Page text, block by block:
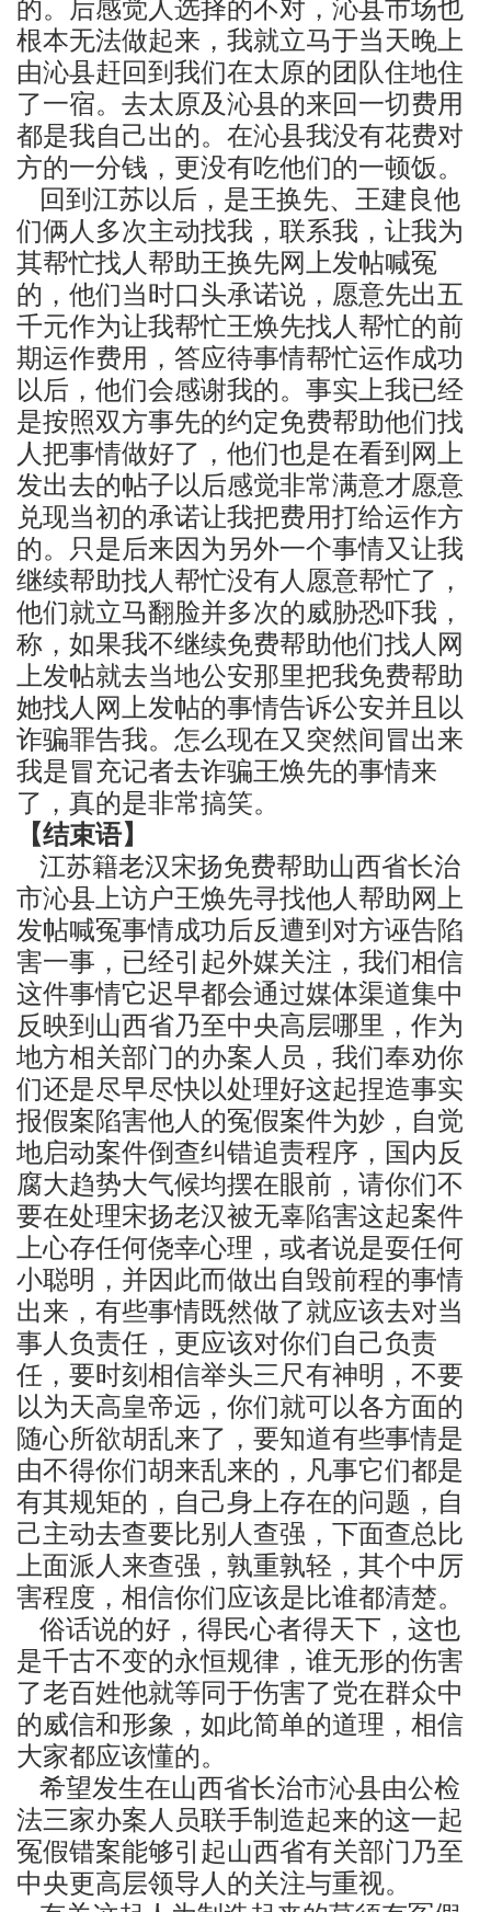
的。后感觉人选择的不对，沁县市场也
根本无法做起来，我就立马于当天晚上
由沁县赶回到我们在太原的团队住地住
了一宿。去太原及沁县的来回一切费用
都是我自己出的。在沁县我没有花费对
方的一分钱，更没有吃他们的一顿饭。
回到江苏以后，是王换先、王建良他
们俩人多次主动找我，联系我，让我为
其帮忙找人帮助王换先网上发帖喊冤
的，他们当时口头承诺说，愿意先出五
千元作为让我帮忙王焕先找人帮忙的前
期运作费用，答应待事情帮忙运作成功
以后，他们会感谢我的。事实上我已经
是按照双方事先的约定免费帮助他们找
人把事情做好了，他们也是在看到网上
发出去的帖子以后感觉非常满意才愿意
兑现当初的承诺让我把费用打给运作方
的。只是后来因为另外一个事情又让我
继续帮助找人帮忙没有人愿意帮忙了，
他们就立马翻脸并多次的威胁恐吓我，
称，如果我不继续免费帮助他们找人网
上发帖就去当地公安那里把我免费帮助
她找人网上发帖的事情告诉公安并且以
诈骗罪告我。怎么现在又突然间冒出来
我是冒充记者去诈骗王焕先的事情来
了，真的是非常搞笑。
【结束语】
江苏籍老汉宋扬免费帮助山西省长治
市沁县上访户王焕先寻找他人帮助网上
发帖喊冤事情成功后反遭到对方诬告陷
害一事，已经引起外媒关注，我们相信
这件事情它迟早都会通过媒体渠道集中
反映到山西省乃至中央高层哪里，作为
地方相关部门的办案人员，我们奉劝你
们还是尽早尽快以处理好这起捏造事实
报假案陷害他人的冤假案件为妙，自觉
地启动案件倒查纠错追责程序，国内反
腐大趋势大气候均摆在眼前，请你们不
要在处理宋扬老汉被无辜陷害这起案件
上心存任何侥幸心理，或者说是耍任何
小聪明，并因此而做出自毁前程的事情
出来，有些事情既然做了就应该去对当
事人负责任，更应该对你们自己负责
任，要时刻相信举头三尺有神明，不要
以为天高皇帝远，你们就可以各方面的
随心所欲胡乱来了，要知道有些事情是
由不得你们胡来乱来的，凡事它们都是
有其规矩的，自己身上存在的问题，自
己主动去查要比别人查强，下面查总比
上面派人来查强，孰重孰轻，其个中厉
害程度，相信你们应该是比谁都清楚。
俗话说的好，得民心者得天下，这也
是千古不变的永恒规律，谁无形的伤害
了老百姓他就等同于伤害了党在群众中
的威信和形象，如此简单的道理，相信
大家都应该懂的。
希望发生在山西省长治市沁县由公检
法三家办案人员联手制造起来的这一起
冤假错案能够引起山西省有关部门乃至
中央更高层领导人的关注与重视。